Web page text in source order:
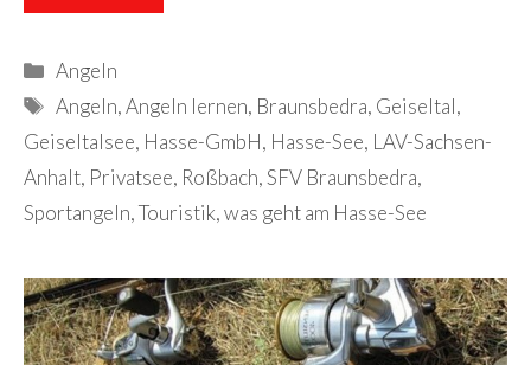
Kategorien
Angeln
Schlagwörter
Angeln,Angeln lernen, Braunsbedra, Geiseltal,
Geiseltalsee, Hasse-GmbH, Hasse-See, LAV-Sachsen-
Anhalt, Privatsee, Roßbach,SFV Braunsbedra,
Sportangeln,Touristik,was geht am Hasse-See